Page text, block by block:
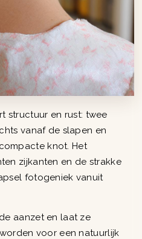
structuur en rust: twee
vanaf de slapen en
knot. Het
zijkanten en de strakke
fotogeniek vanuit
aanzet en laat ze
voor een natuurlijk